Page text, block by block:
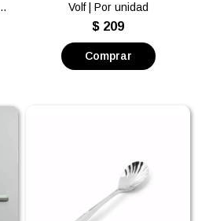
Volf | Por unidad
$ 209